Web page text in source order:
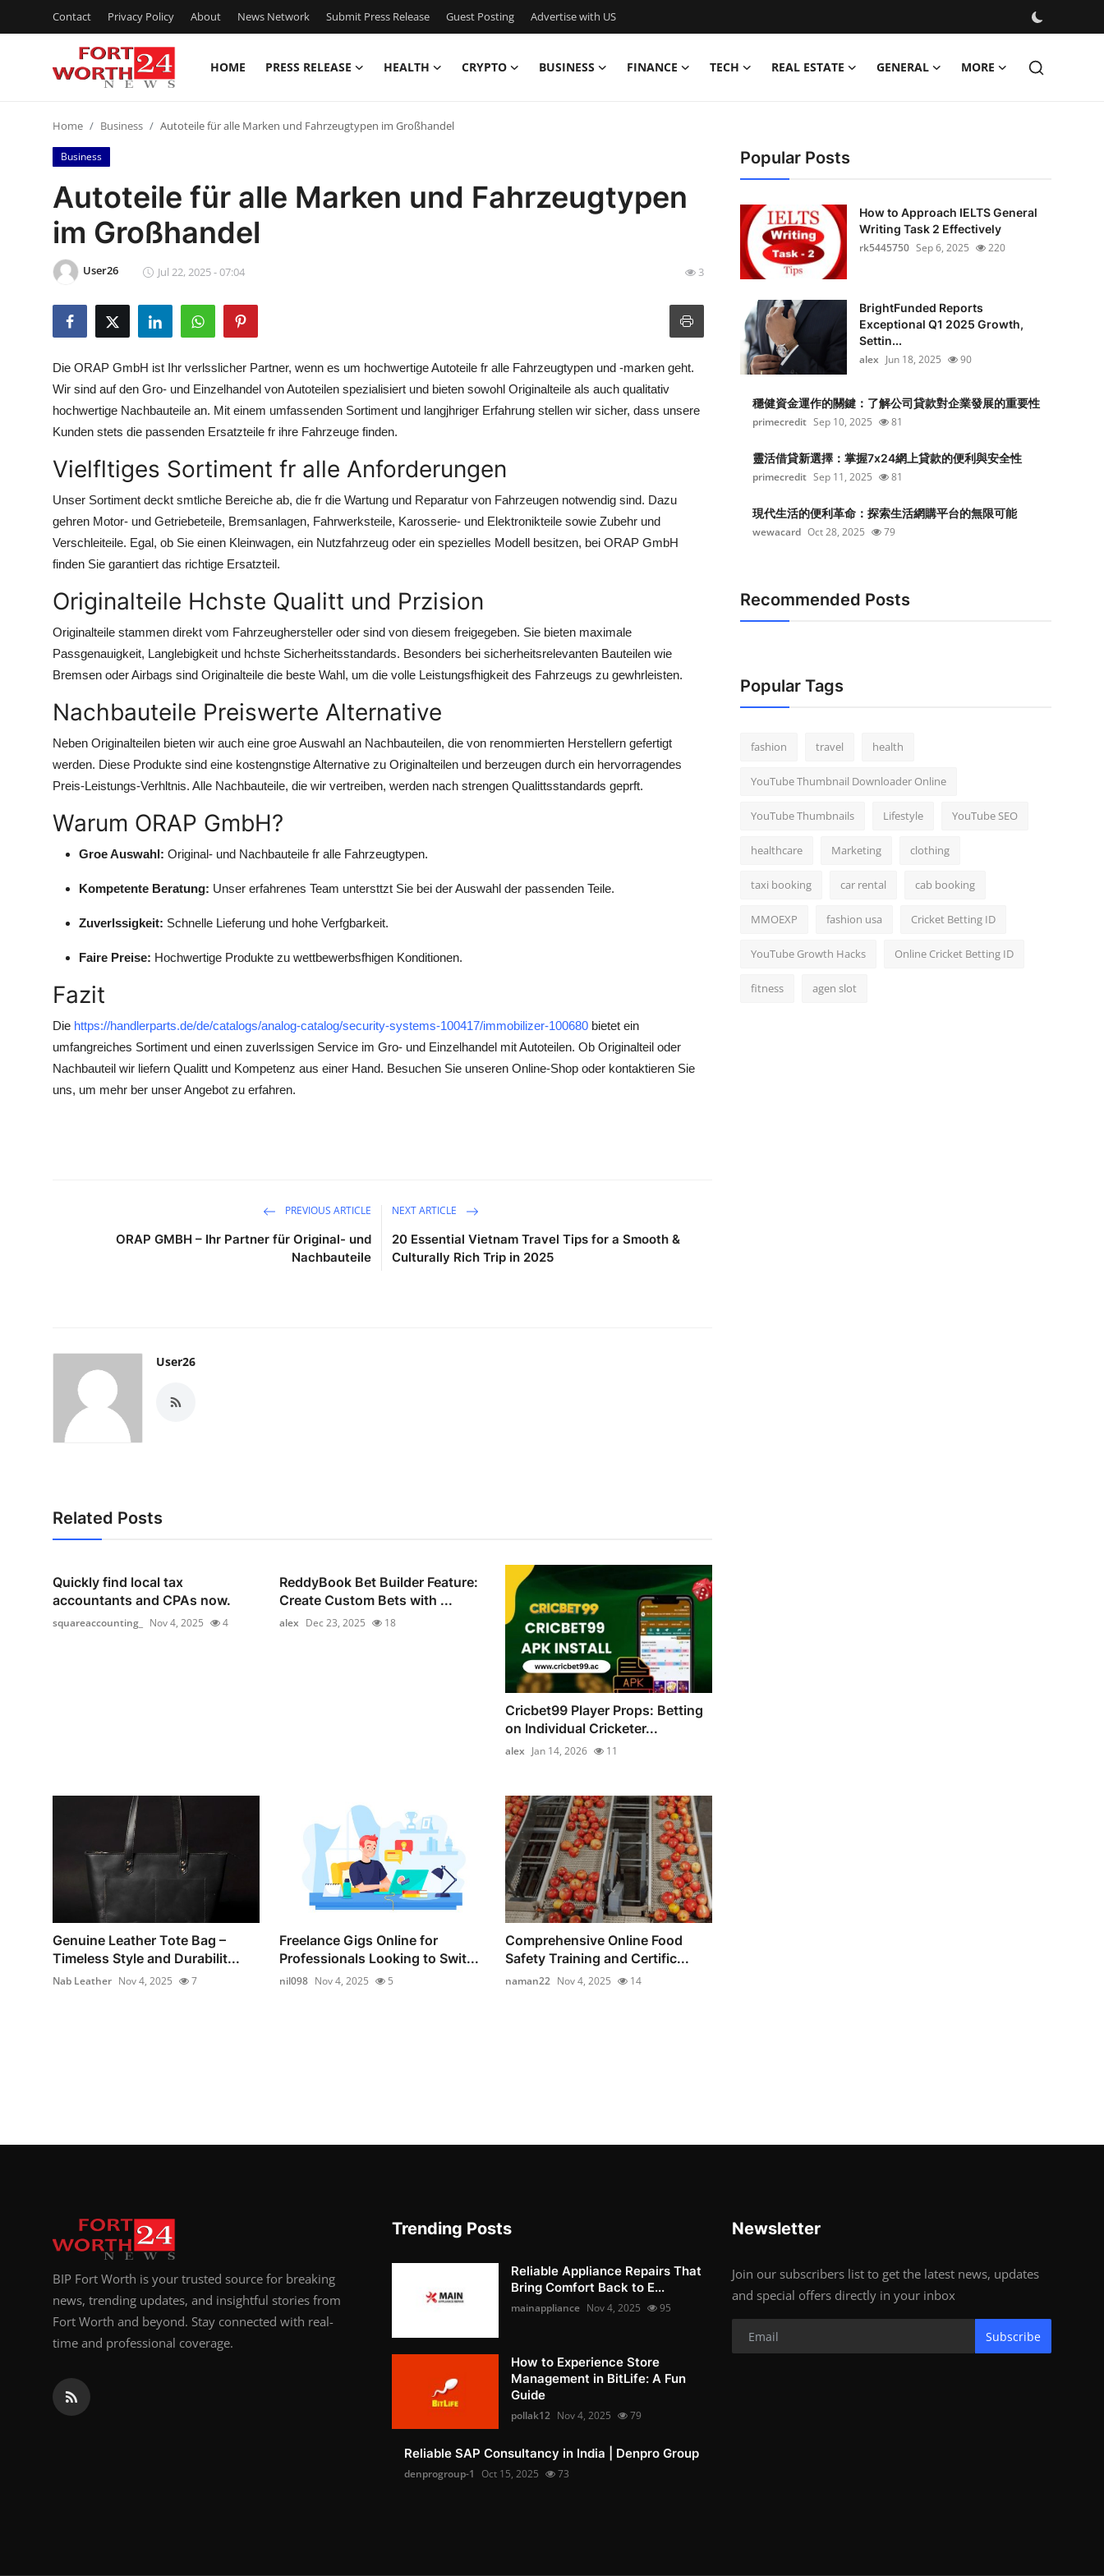
Contact Privacy Policy About News Network Submit Press Release Guest Posting Advertise with US
HOME PRESS RELEASE HEALTH CRYPTO BUSINESS FINANCE TECH REAL ESTATE GENERAL MORE
Press Release
Contact
Privacy Policy
News Network
Submit Press Release
Guest Posting
Crypto
Advertise with US
Business
Finance
Real Estate
General
Top 10
How To
Support Number
Home Business Autoteile für alle Marken und Fahrzeugtypen im Großhandel
Business
Autoteile für alle Marken und Fahrzeugtypen
im Großhandel
User26 Jul 22, 2025 - 07:04 3
Die ORAP GmbH ist Ihr verlsslicher Partner, wenn es um hochwertige Autoteile fr alle Fahrzeugtypen und -marken geht.
Wir sind auf den Gro- und Einzelhandel von Autoteilen spezialisiert und bieten sowohl Originalteile als auch qualitativ
hochwertige Nachbauteile an. Mit einem umfassenden Sortiment und langjhriger Erfahrung stellen wir sicher, dass unsere
Kunden stets die passenden Ersatzteile fr ihre Fahrzeuge finden.
Vielfltiges Sortiment fr alle Anforderungen
Unser Sortiment deckt smtliche Bereiche ab, die fr die Wartung und Reparatur von Fahrzeugen notwendig sind. Dazu
gehren Motor- und Getriebeteile, Bremsanlagen, Fahrwerksteile, Karosserie- und Elektronikteile sowie Zubehr und
Verschleiteile. Egal, ob Sie einen Kleinwagen, ein Nutzfahrzeug oder ein spezielles Modell besitzen, bei ORAP GmbH
finden Sie garantiert das richtige Ersatzteil.
Originalteile Hchste Qualitt und Przision
Originalteile stammen direkt vom Fahrzeughersteller oder sind von diesem freigegeben. Sie bieten maximale
Passgenauigkeit, Langlebigkeit und hchste Sicherheitsstandards. Besonders bei sicherheitsrelevanten Bauteilen wie
Bremsen oder Airbags sind Originalteile die beste Wahl, um die volle Leistungsfhigkeit des Fahrzeugs zu gewhrleisten.
Nachbauteile Preiswerte Alternative
Neben Originalteilen bieten wir auch eine groe Auswahl an Nachbauteilen, die von renommierten Herstellern gefertigt
werden. Diese Produkte sind eine kostengnstige Alternative zu Originalteilen und berzeugen durch ein hervorragendes
Preis-Leistungs-Verhltnis. Alle Nachbauteile, die wir vertreiben, werden nach strengen Qualittsstandards geprft.
Warum ORAP GmbH?
Groe Auswahl: Original- und Nachbauteile fr alle Fahrzeugtypen.
Kompetente Beratung: Unser erfahrenes Team untersttzt Sie bei der Auswahl der passenden Teile.
Zuverlssigkeit: Schnelle Lieferung und hohe Verfgbarkeit.
Faire Preise: Hochwertige Produkte zu wettbewerbsfhigen Konditionen.
Fazit
Die https://handlerparts.de/de/catalogs/analog-catalog/security-systems-100417/immobilizer-100680 bietet ein
umfangreiches Sortiment und einen zuverlssigen Service im Gro- und Einzelhandel mit Autoteilen. Ob Originalteil oder
Nachbauteil wir liefern Qualitt und Kompetenz aus einer Hand. Besuchen Sie unseren Online-Shop oder kontaktieren Sie
uns, um mehr ber unser Angebot zu erfahren.
PREVIOUS ARTICLE
ORAP GMBH – Ihr Partner für Original- und
Nachbauteile
NEXT ARTICLE
20 Essential Vietnam Travel Tips for a Smooth &
Culturally Rich Trip in 2025
User26
Related Posts
Quickly find local tax
accountants and CPAs now.
squareaccounting_ Nov 4, 2025 4
ReddyBook Bet Builder Feature:
Create Custom Bets with ...
alex Dec 23, 2025 18
Cricbet99 Player Props: Betting
on Individual Cricketer...
alex Jan 14, 2026 11
Genuine Leather Tote Bag –
Timeless Style and Durabilit...
Nab Leather Nov 4, 2025 7
Freelance Gigs Online for
Professionals Looking to Swit...
nil098 Nov 4, 2025 5
Comprehensive Online Food
Safety Training and Certific...
naman22 Nov 4, 2025 14
Popular Posts
How to Approach IELTS General
Writing Task 2 Effectively
rk5445750 Sep 6, 2025 220
BrightFunded Reports
Exceptional Q1 2025 Growth,
Settin...
alex Jun 18, 2025 90
穩健資金運作的關鍵：了解公司貸款對企業發展的重要性
primecredit Sep 10, 2025 81
靈活借貸新選擇：掌握7x24網上貸款的便利與安全性
primecredit Sep 11, 2025 81
現代生活的便利革命：探索生活網購平台的無限可能
wewacard Oct 28, 2025 79
Recommended Posts
Popular Tags
fashion travel health
YouTube Thumbnail Downloader Online
YouTube Thumbnails Lifestyle YouTube SEO
healthcare Marketing clothing
taxi booking car rental cab booking
MMOEXP fashion usa Cricket Betting ID
YouTube Growth Hacks Online Cricket Betting ID
fitness agen slot
BIP Fort Worth is your trusted source for breaking
news, trending updates, and insightful stories from
Fort Worth and beyond. Stay connected with real-
time and professional coverage.
Trending Posts
Reliable Appliance Repairs That
Bring Comfort Back to E...
mainappliance Nov 4, 2025 95
How to Experience Store
Management in BitLife: A Fun
Guide
pollak12 Nov 4, 2025 79
Reliable SAP Consultancy in India | Denpro Group
denprogroup-1 Oct 15, 2025 73
Newsletter
Join our subscribers list to get the latest news, updates
and special offers directly in your inbox
Subscribe